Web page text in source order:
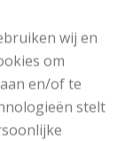
wij en
om
en/of te
stelt
MOOIE DIKGESTREEPTE SOKKEN BREIEN VAN DURABLE GAREN